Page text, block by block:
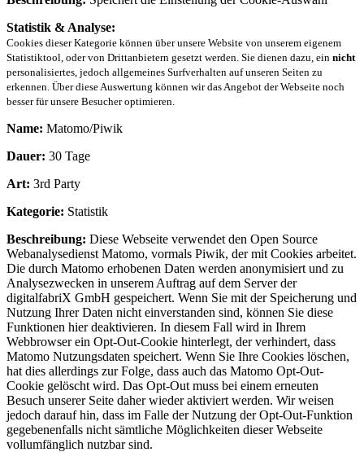
Statistik & Analyse:
Cookies dieser Kategorie können über unsere Website von unserem eigenem
Statistiktool, oder von Drittanbietern gesetzt werden. Sie dienen dazu, ein nicht
personalisiertes, jedoch allgemeines Surfverhalten auf unseren Seiten zu
erkennen. Über diese Auswertung können wir das Angebot der Webseite noch
besser für unsere Besucher optimieren.
Name: Matomo/Piwik
Dauer: 30 Tage
Art: 3rd Party
Kategorie: Statistik
Beschreibung: Diese Webseite verwendet den Open Source
Webanalysedienst Matomo, vormals Piwik, der mit Cookies arbeitet.
Die durch Matomo erhobenen Daten werden anonymisiert und zu
Analysezwecken in unserem Auftrag auf dem Server der
digitalfabriX GmbH gespeichert. Wenn Sie mit der Speicherung und
Nutzung Ihrer Daten nicht einverstanden sind, können Sie diese
Funktionen hier deaktivieren. In diesem Fall wird in Ihrem
Webbrowser ein Opt-Out-Cookie hinterlegt, der verhindert, dass
Matomo Nutzungsdaten speichert. Wenn Sie Ihre Cookies löschen,
hat dies allerdings zur Folge, dass auch das Matomo Opt-Out-
Cookie gelöscht wird. Das Opt-Out muss bei einem erneuten
Besuch unserer Seite daher wieder aktiviert werden. Wir weisen
jedoch darauf hin, dass im Falle der Nutzung der Opt-Out-Funktion
gegebenenfalls nicht sämtliche Möglichkeiten dieser Webseite
vollumfänglich nutzbar sind.